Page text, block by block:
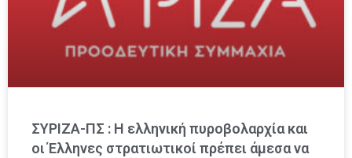
ΣΥΡΙΖΑ-ΠΣ : Η ελληνική πυροβολαρχία και
οι Έλληνες στρατιωτικοί πρέπει άμεσα να